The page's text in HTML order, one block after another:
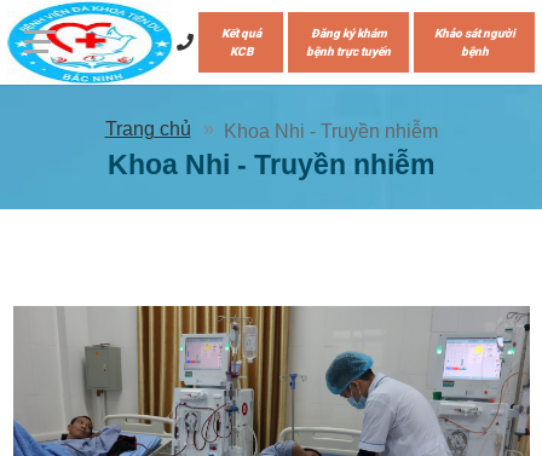
Kết quả
KCB
Đăng ký khám
bệnh trực tuyến
Khảo sát người
bệnh
Trang chủ Khoa Nhi - Truyền nhiễm
Khoa Nhi - Truyền nhiễm